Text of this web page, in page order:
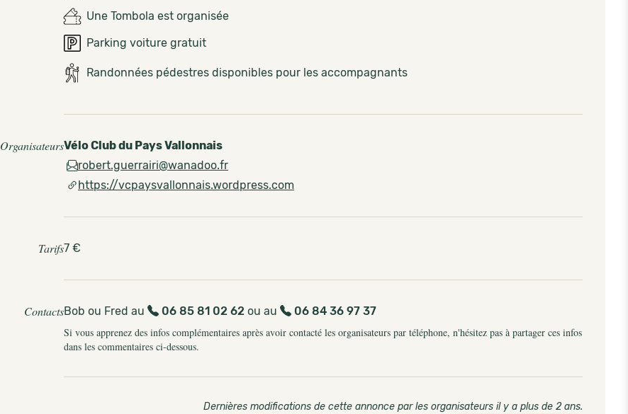
Une Tombola est organisée
Parking voiture gratuit
Randonnées pédestres disponibles pour les accompagnants
OrganisateursVélo Club du Pays Vallonnais
robert.guerrairi@wanadoo.fr
https://vcpaysvallonnais.wordpress.com
Tarifs7 €
ContactsBob ou Fred au 06 85 81 02 62 ou au
06 84 36 97 37
Si vous apprenez des infos complémentaires après avoir contacté les organisateurs par téléphone, n'hésitez pas à partager ces infos
dans les commentaires ci-dessous.
Dernières modifications de cette annonce par les organisateurs il y a plus de 2 ans.